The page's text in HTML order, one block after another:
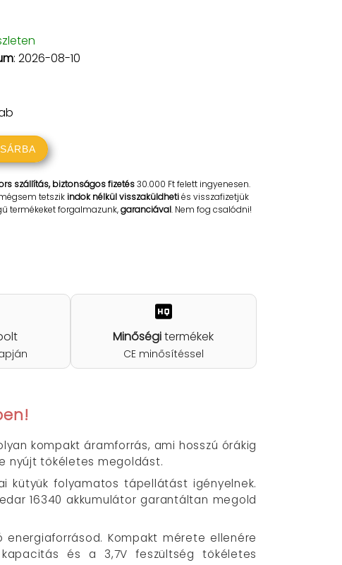
: 2026-08-10
szállítás, biztonságos fizetés30.000 Ft felett ingyenesen.
tetszikindok nélkül visszaküldhetiés visszafizetjük
termékeket forgalmazunk,garanciával. Nem fog csalódni!
Minőségitermékek
CE minősítéssel
kompakt áramforrás, ami hosszú órákig
nyújt tökéletes megoldást.
kütyük folyamatos tápellátást igényelnek.
16340 akkumulátor garantáltan megold
Kompakt mérete ellenére
és a 3,7V feszültség tökéletes